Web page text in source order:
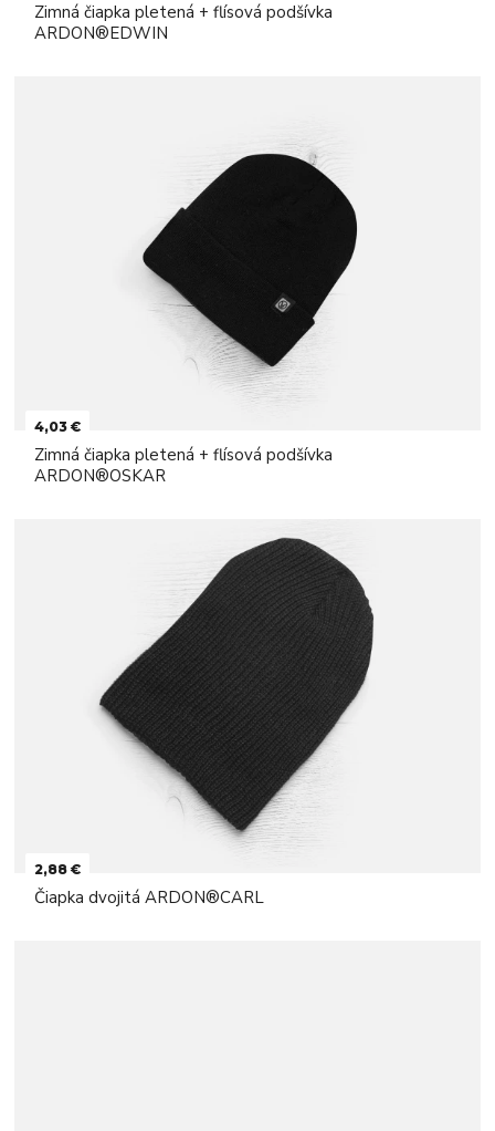
Zimná čiapka pletená + flísová podšívka
ARDON®EDWIN
4,03 €
Zimná čiapka pletená + flísová podšívka
ARDON®OSKAR
2,88 €
Čiapka dvojitá ARDON®CARL